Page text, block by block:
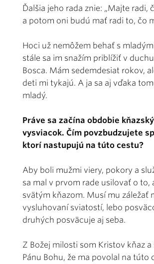
Ďalšia jeho rada znie: „Majte radi,
a potom oni budú mať radi to, čo
Hoci už nemôžem behať s
stále sa im snažím priblížiť v
Bosca. Mám sedemdesiat rokov,
deti mi tykajú. A ja sa aj vďaka
mladý.
Práve sa začína obdobie
vysviacok. Čím povzbudzujete
ktorí nastupujú na túto cestu?
Aby boli mužmi viery, pokory a
sa mal v prvom rade usilovať o to,
svätým kňazom. Musí mu záležať
vysluhovaní sviatostí, lebo
druhých posväcuje aj seba.
Z Božej milosti som Kristov kňaz
Pánu Bohu, že ma povolal na túto